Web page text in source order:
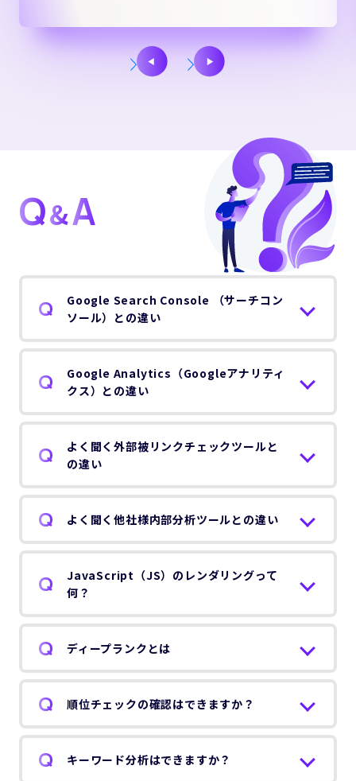
Q&A
Google Search Console （サーチコン
ソール）との違い
Google Analytics（Googleアナリティ
クス）との違い
よく聞く外部被リンクチェックツールと
の違い
よく聞く他社様内部分析ツールとの違い
JavaScript（JS）のレンダリングって
何？
ディープランクとは
順位チェックの確認はできますか？
キーワード分析はできますか？